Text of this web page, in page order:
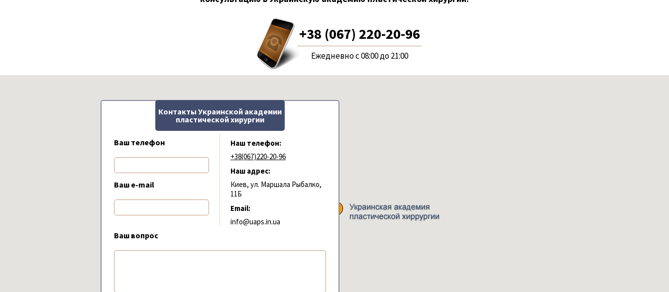
+38 (067) 220-20-96
Ежедневно с 08:00 до 21:00
Контакты Украинской академии
пластической хирургии
Наш телефон:
+38(067)220-20-96
Наш адрес:
Киев, ул. Маршала Рыбалко,
11Б
Email:
info@uaps.in.ua
Ваш телефон
Ваш e-mail
Ваш вопрос